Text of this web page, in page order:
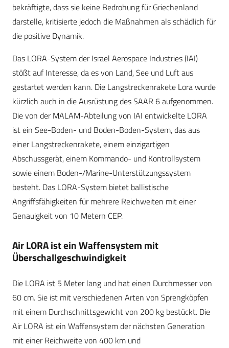
bekräftigte, dass sie keine Bedrohung für Griechenland
darstelle, kritisierte jedoch die Maßnahmen als schädlich für
die positive Dynamik.
Das LORA-System der Israel Aerospace Industries (IAI)
stößt auf Interesse, da es von Land, See und Luft aus
gestartet werden kann. Die Langstreckenrakete Lora wurde
kürzlich auch in die Ausrüstung des SAAR 6 aufgenommen.
Die von der MALAM-Abteilung von IAI entwickelte LORA
ist ein See-Boden- und Boden-Boden-System, das aus
einer Langstreckenrakete, einem einzigartigen
Abschussgerät, einem Kommando- und Kontrollsystem
sowie einem Boden-/Marine-Unterstützungssystem
besteht. Das LORA-System bietet ballistische
Angriffsfähigkeiten für mehrere Reichweiten mit einer
Genauigkeit von 10 Metern CEP.
Air LORA ist ein Waffensystem mit
Überschallgeschwindigkeit
Die LORA ist 5 Meter lang und hat einen Durchmesser von
60 cm. Sie ist mit verschiedenen Arten von Sprengköpfen
mit einem Durchschnittsgewicht von 200 kg bestückt. Die
Air LORA ist ein Waffensystem der nächsten Generation
mit einer Reichweite von 400 km und